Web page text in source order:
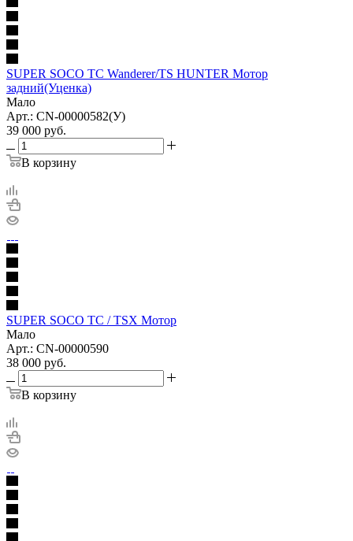
SUPER SOCO TC Wanderer/TS HUNTER Мотор
задний(Уценка)
Мало
Арт.: CN-00000582(У)
39 000 руб.
В корзину
SUPER SOCO TC / TSX Мотор
Мало
Арт.: CN-00000590
38 000 руб.
В корзину